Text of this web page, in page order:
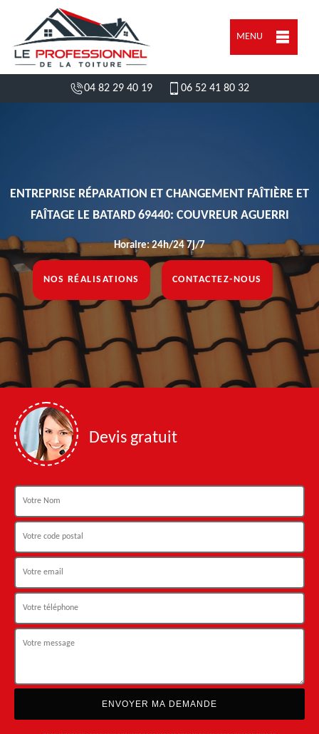
MENU
04 82 29 40 19 06 52 41 80 32
ENTREPRISE RÉPARATION ET CHANGEMENT FAÎTIÈRE ET
FAÎTAGE LE BATARD 69440: COUVREUR AGUERRI
Horaire: 24h/24 7j/7
NOS RÉALISATIONS CONTACTEZ-NOUS
Devis gratuit